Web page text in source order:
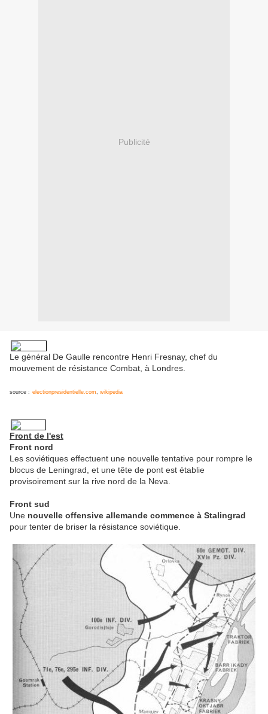
Publicité
Le général De Gaulle rencontre Henri Fresnay, chef du
mouvement de résistance Combat, à Londres.
source : electionpresidentielle.com, wikipedia
Front de l'est
Front nord
Les soviétiques effectuent une nouvelle tentative pour rompre le
blocus de Leningrad, et une tête de pont est établie
provisoirement sur la rive nord de la Neva.
Front sud
Une nouvelle offensive allemande commence à Stalingrad
pour tenter de briser la résistance soviétique.